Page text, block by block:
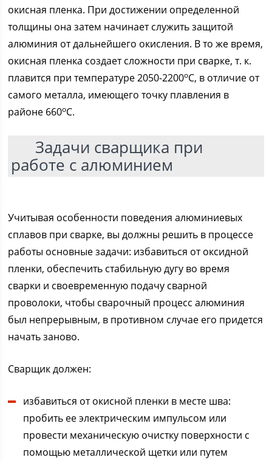
окисная пленка. При достижении определенной
толщины она затем начинает служить защитой
алюминия от дальнейшего окисления. В то же время,
окисная пленка создает сложности при сварке, т. к.
плавится при температуре 2050-2200оС, в отличие от
самого металла, имеющего точку плавления в
районе 660оС.
Задачи сварщика при
работе с алюминием
Учитывая особенности поведения алюминиевых
сплавов при сварке, вы должны решить в процессе
работы основные задачи: избавиться от оксидной
пленки, обеспечить стабильную дугу во время
сварки и своевременную подачу сварной
проволоки, чтобы сварочный процесс алюминия
был непрерывным, в противном случае его придется
начать заново.
Сварщик должен:
избавиться от окисной пленки в месте шва:
пробить ее электрическим импульсом или
провести механическую очистку поверхности с
помощью металлической щетки или путем